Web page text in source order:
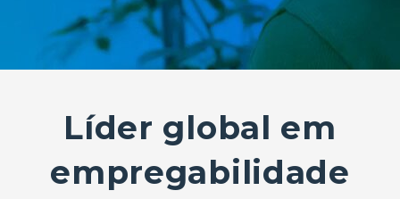
Líder global em
empregabilidade